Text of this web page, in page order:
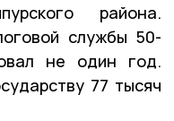
района.
службы 50-
не один год.
77 тысяч